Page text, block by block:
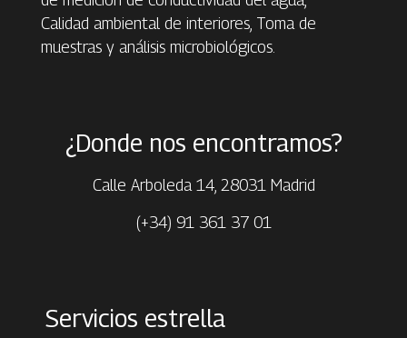
Calidad ambiental de interiores, Toma de
muestras y análisis microbiológicos.
¿Donde nos encontramos?
Calle Arboleda 14, 28031 Madrid
(+34) 91 361 37 01
Servicios estrella